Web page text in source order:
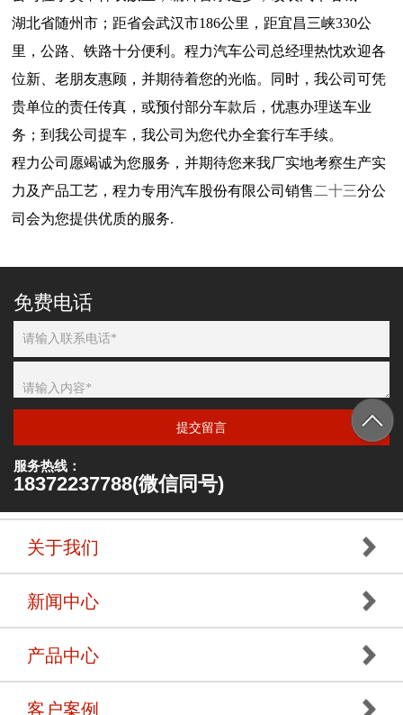
湖北省随州市；距省会武汉市186公里，距宜昌三峡330公
里，公路、铁路十分便利。程力汽车公司总经理热忱欢迎各
位新、老朋友惠顾，并期待着您的光临。同时，我公司可凭
贵单位的责任传真，或预付部分车款后，优惠办理送车业
务；到我公司提车，我公司为您代办全套行车手续。
程力公司愿竭诚为您服务，并期待您来我厂实地考察生产实
力及产品工艺，程力专用汽车股份有限公司销售 二十三分公
司会为您提供优质的服务.
免费电话
提交留言
服务热线：
18372237788(微信同号)
关于我们
新闻中心
产品中心
客户案例